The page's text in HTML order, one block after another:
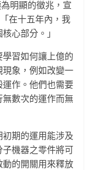
明顯的徵兆，宣
在十五年內，我
心部分。」
習如何讓上億的
象，例如改變一
作。他們也需要
數次的運作而無
期的運用能涉及
機器之零件將可
的開關用來釋放